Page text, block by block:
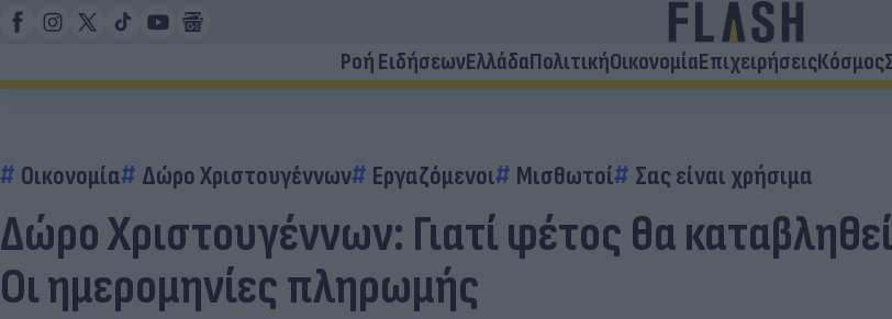
Ροή ΕιδήσεωνΕλλάδαΠολιτικήΟικονομίαΕπιχειρήσειςΚόσμος
Οικονομία Δώρο Χριστουγέννων Εργαζόμενοι Μισθωτοί Σας είναι χρήσιμα
Δώρο Χριστουγέννων: Γιατί φέτος θα
Οι ημερομηνίες πληρωμής